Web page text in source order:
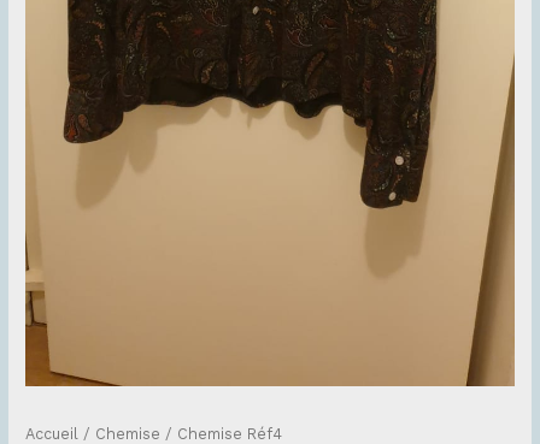
Accueil / Chemise / Chemise Réf4